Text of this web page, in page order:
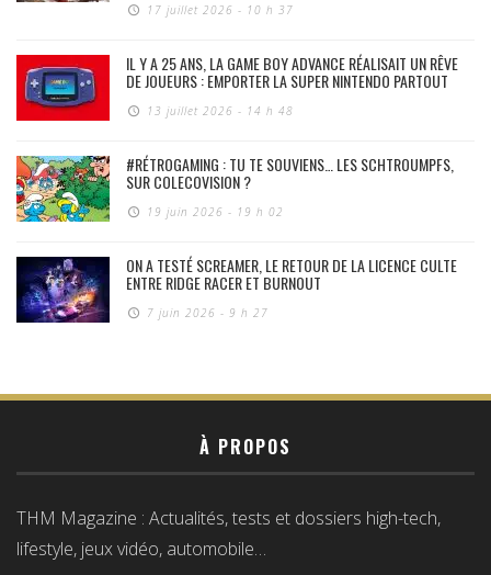
17 juillet 2026 - 10 h 37
IL Y A 25 ANS, LA GAME BOY ADVANCE RÉALISAIT UN RÊVE
DE JOUEURS : EMPORTER LA SUPER NINTENDO PARTOUT
13 juillet 2026 - 14 h 48
#RÉTROGAMING : TU TE SOUVIENS… LES SCHTROUMPFS,
SUR COLECOVISION ?
19 juin 2026 - 19 h 02
ON A TESTÉ SCREAMER, LE RETOUR DE LA LICENCE CULTE
ENTRE RIDGE RACER ET BURNOUT
7 juin 2026 - 9 h 27
À PROPOS
THM Magazine : Actualités, tests et dossiers high-tech,
lifestyle, jeux vidéo, automobile…